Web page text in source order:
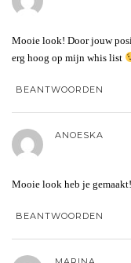
Mooie look! Door jouw
erg hoog op mijn whis list
BEANTWOORDEN
ANOESKA
Mooie look heb je gemaakt!
BEANTWOORDEN